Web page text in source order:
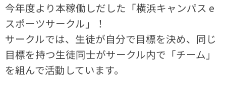
今年度より本稼働しだした「横浜キャンパス e
スポーツサークル」！
サークルでは、生徒が自分で目標を決め、同じ
目標を持つ生徒同士がサークル内で「チーム」
を組んで活動しています。